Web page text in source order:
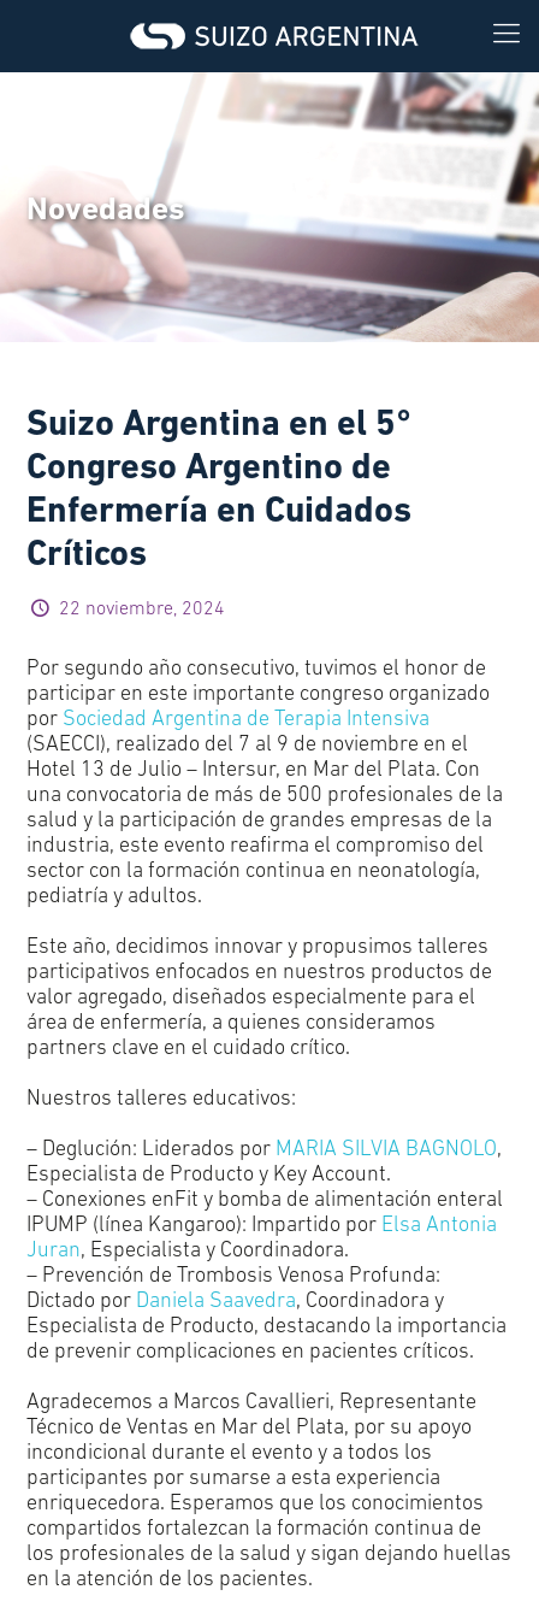
Novedades
Suizo Argentina en el 5°
Congreso Argentino de
Enfermería en Cuidados
Críticos
22 noviembre, 2024
Por segundo año consecutivo, tuvimos el honor de
participar en este importante congreso organizado
por Sociedad Argentina de Terapia Intensiva
(SAECCI), realizado del 7 al 9 de noviembre en el
Hotel 13 de Julio – Intersur, en Mar del Plata. Con
una convocatoria de más de 500 profesionales de la
salud y la participación de grandes empresas de la
industria, este evento reafirma el compromiso del
sector con la formación continua en neonatología,
pediatría y adultos.
Este año, decidimos innovar y propusimos talleres
participativos enfocados en nuestros productos de
valor agregado, diseñados especialmente para el
área de enfermería, a quienes consideramos
partners clave en el cuidado crítico.
Nuestros talleres educativos:
– Deglución: Liderados por MARIA SILVIA BAGNOLO,
Especialista de Producto y Key Account.
– Conexiones enFit y bomba de alimentación enteral
IPUMP (línea Kangaroo): Impartido por Elsa Antonia
Juran, Especialista y Coordinadora.
– Prevención de Trombosis Venosa Profunda:
Dictado por Daniela Saavedra, Coordinadora y
Especialista de Producto, destacando la importancia
de prevenir complicaciones en pacientes críticos.
Agradecemos a Marcos Cavallieri, Representante
Técnico de Ventas en Mar del Plata, por su apoyo
incondicional durante el evento y a todos los
participantes por sumarse a esta experiencia
enriquecedora. Esperamos que los conocimientos
compartidos fortalezcan la formación continua de
los profesionales de la salud y sigan dejando huellas
en la atención de los pacientes.